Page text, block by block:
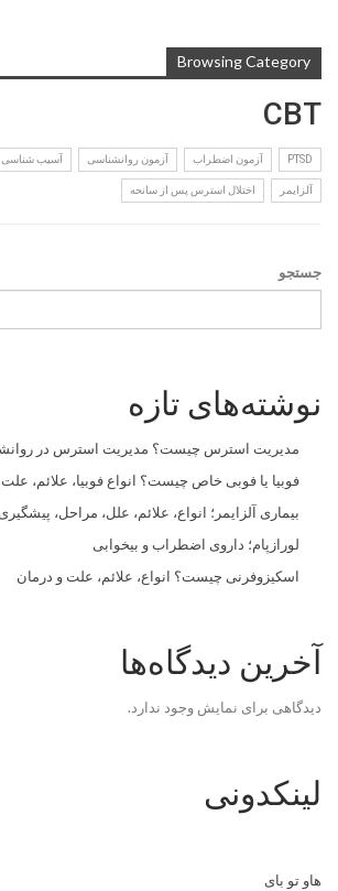
Browsing Category
CBT
PTSD آزمون اضطراب آزمون روانشناسی آسیب شناسی
آلزایمر اختلال استرس پس از سانحه
جستجو
نوشته‌های تازه
مدیریت استرس چیست؟ مدیریت استرس در
فوبیا یا فوبی خاص چیست؟ انواع فوبیا، علائم،
بیماری آلزایمر؛ انواع، علائم، علل، مراحل،
لورازپام؛ داروی اضطراب و بیخوابی
اسکیزوفرنی چیست؟ انواع، علائم، علت و درمان
آخرین دیدگاه‌ها
دیدگاهی برای نمایش وجود ندارد.
لینکدونی
هاو تو بای